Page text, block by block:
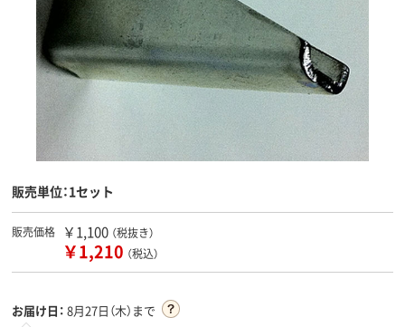
販売単位：1セット
販売価格 ￥1,100 （税抜き）
￥1,210 （税込）
お届け日： 8月27日（木）まで